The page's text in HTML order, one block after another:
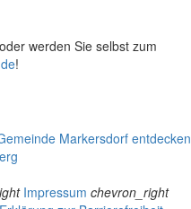
werden Sie selbst zum
!
Impressum chevron_right